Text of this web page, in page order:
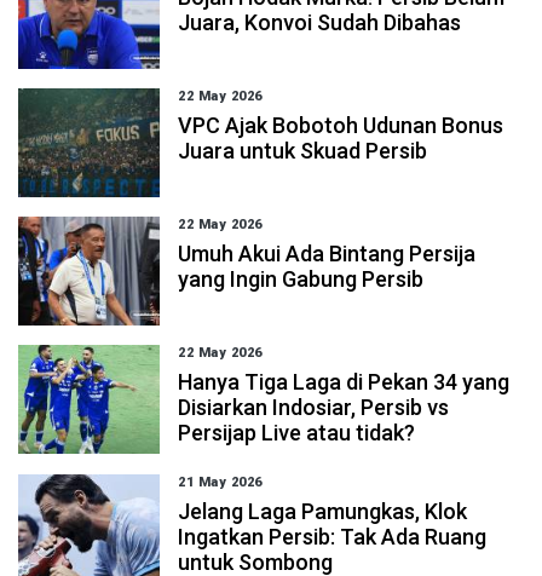
Juara, Konvoi Sudah Dibahas
22 May 2026
VPC Ajak Bobotoh Udunan Bonus
Juara untuk Skuad Persib
22 May 2026
Umuh Akui Ada Bintang Persija
yang Ingin Gabung Persib
22 May 2026
Hanya Tiga Laga di Pekan 34 yang
Disiarkan Indosiar, Persib vs
Persijap Live atau tidak?
21 May 2026
Jelang Laga Pamungkas, Klok
Ingatkan Persib: Tak Ada Ruang
untuk Sombong